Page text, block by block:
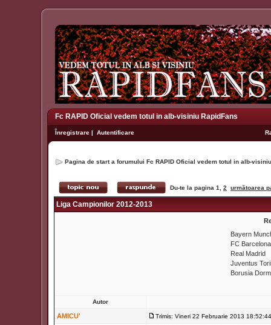
Fc RAPID Oficial vedem totul in alb-visiniu RapidFans
Înregistrare | Autentificare
Pagina de start a forumului Fc RAPID Oficial vedem totul in alb-
Du-te la pagina 1 2 următoarea
Liga Campionilor 2012-2013
Bayern
FC Barcelona
Real Madrid
Juventus
Borusia
Autor
AMICU' Trimis: Vineri 22 Februarie 2013 18:52:44